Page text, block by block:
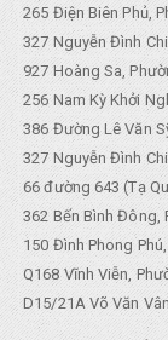
265 Điện Biên Phủ,
327 Nguyễn Đình
927 Hoàng Sa,
256 Nam Kỳ Khởi
386 Đường Lê Văn
327 Nguyễn Đình
66 đường 643 (Tạ
362 Bến Bình Đông,
150 Đình Phong
Q168 Vĩnh Viễn,
D15/21A Võ Văn